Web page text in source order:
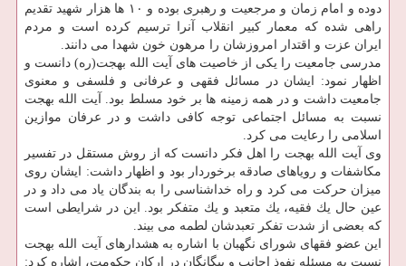
دوده و امام زمان و مرجعیت و رهبری بوده و ۱۰ ها هزار شهید تقدیم
راهی شده كه معمار كبیر انقلاب آنرا ترسیم كرده است و مردم
ایران عزت و اقتدار امروزشان را مرهون خون شهدا می دانند.
مدرسی جامعیت را یكی از خاصیت های آیت الله بهجت(ره) دانست و
اظهار نمود: ایشان در مسائل فقهی و عرفانی و فلسفی و معنوی
جامعیت داشت و در همه زمینه ها بر خود مسلط بود. آیت الله بهجت
نسبت به مسائل اجتماعی توجه كافی داشت و در عرفان موازین
اسلامی را رعایت می كرد.
وی آیت الله بهجت را اهل فكر دانست كه از روش مستقل در تفسیر
مكاشفات و رویاهای صادقه برخوردار بود و اظهار داشت: ایشان روی
میزان حركت می كرد و راه خداشناسی را به بندگان یاد می داد و در
عین حال یك فقیه، یك متعبد و یك متفكر بود. این در شرایطی است
كه بعضی از شدت تفكر تعبدشان لطمه می بیند.
این عضو فقهای شورای نگهبان با اشاره به هشدارهای آیت الله بهجت
نسبت به مسئله نفوذ اجانب و بیگانگان در اركان حكومت، اشاره كرد: